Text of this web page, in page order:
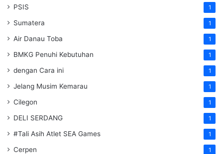
PSIS 1
Sumatera 1
Air Danau Toba 1
BMKG Penuhi Kebutuhan 1
dengan Cara ini 1
Jelang Musim Kemarau 1
Cilegon 1
DELI SERDANG 1
#Tali Asih Atlet SEA Games 1
Cerpen 1